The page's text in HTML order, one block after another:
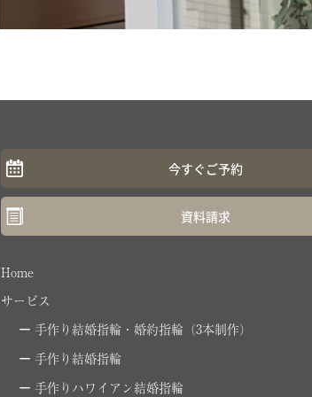
今すぐご予約
資料請求
Home
サービス
手作り結婚指輪・婚約指輪（3本制作）
手作り結婚指輪
手作りハワイアン結婚指輪